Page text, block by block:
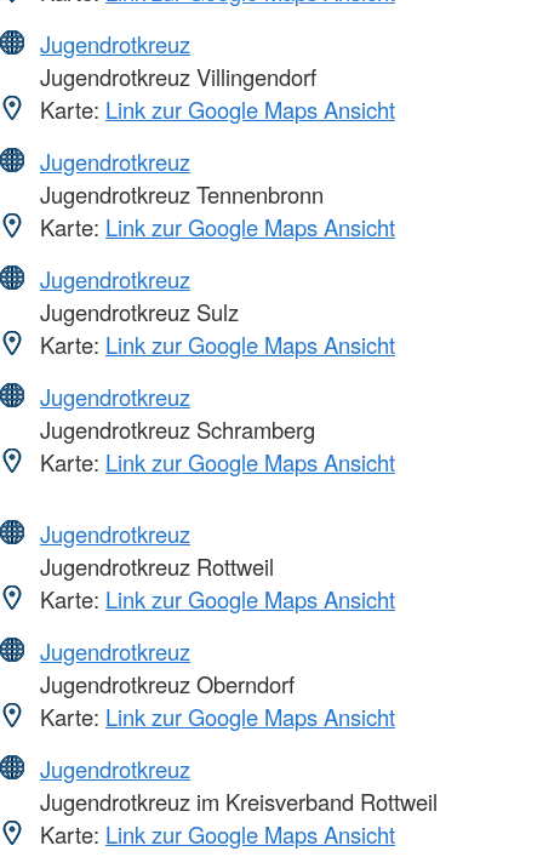
Jugendrotkreuz
Jugendrotkreuz Villingendorf
Karte: Link zur Google Maps Ansicht
Jugendrotkreuz
Jugendrotkreuz Tennenbronn
Karte: Link zur Google Maps Ansicht
Jugendrotkreuz
Jugendrotkreuz Sulz
Karte: Link zur Google Maps Ansicht
Jugendrotkreuz
Jugendrotkreuz Schramberg
Karte: Link zur Google Maps Ansicht
Jugendrotkreuz
Jugendrotkreuz Rottweil
Karte: Link zur Google Maps Ansicht
Jugendrotkreuz
Jugendrotkreuz Oberndorf
Karte: Link zur Google Maps Ansicht
Jugendrotkreuz
Jugendrotkreuz im Kreisverband Rottweil
Karte: Link zur Google Maps Ansicht